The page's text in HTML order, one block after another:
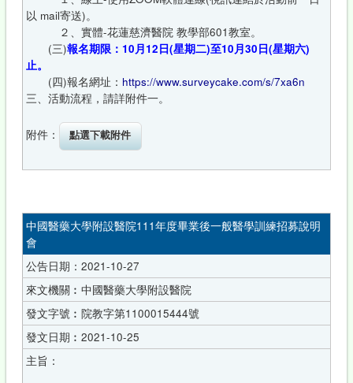
以 mail寄送)。
２、實體-花蓮慈濟醫院 教學部601教室。
(三)報名期限：10月12日(星期二)至10月30日(星期六)
止。
(四)報名網址： https://www.surveycake.com/s/7xa6n
三、活動流程，請詳附件一。
附件：
中國醫藥大學附設醫院111年度畢業後一般醫學訓練招募說明
會
公告日期：2021-10-27
來文機關︰中國醫藥大學附設醫院
發文字號︰院教字第1100015444號
發文日期︰2021-10-25
主旨：